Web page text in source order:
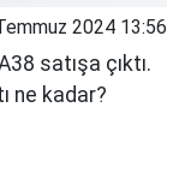
2024 13:56
satışa çıktı.
ne kadar?